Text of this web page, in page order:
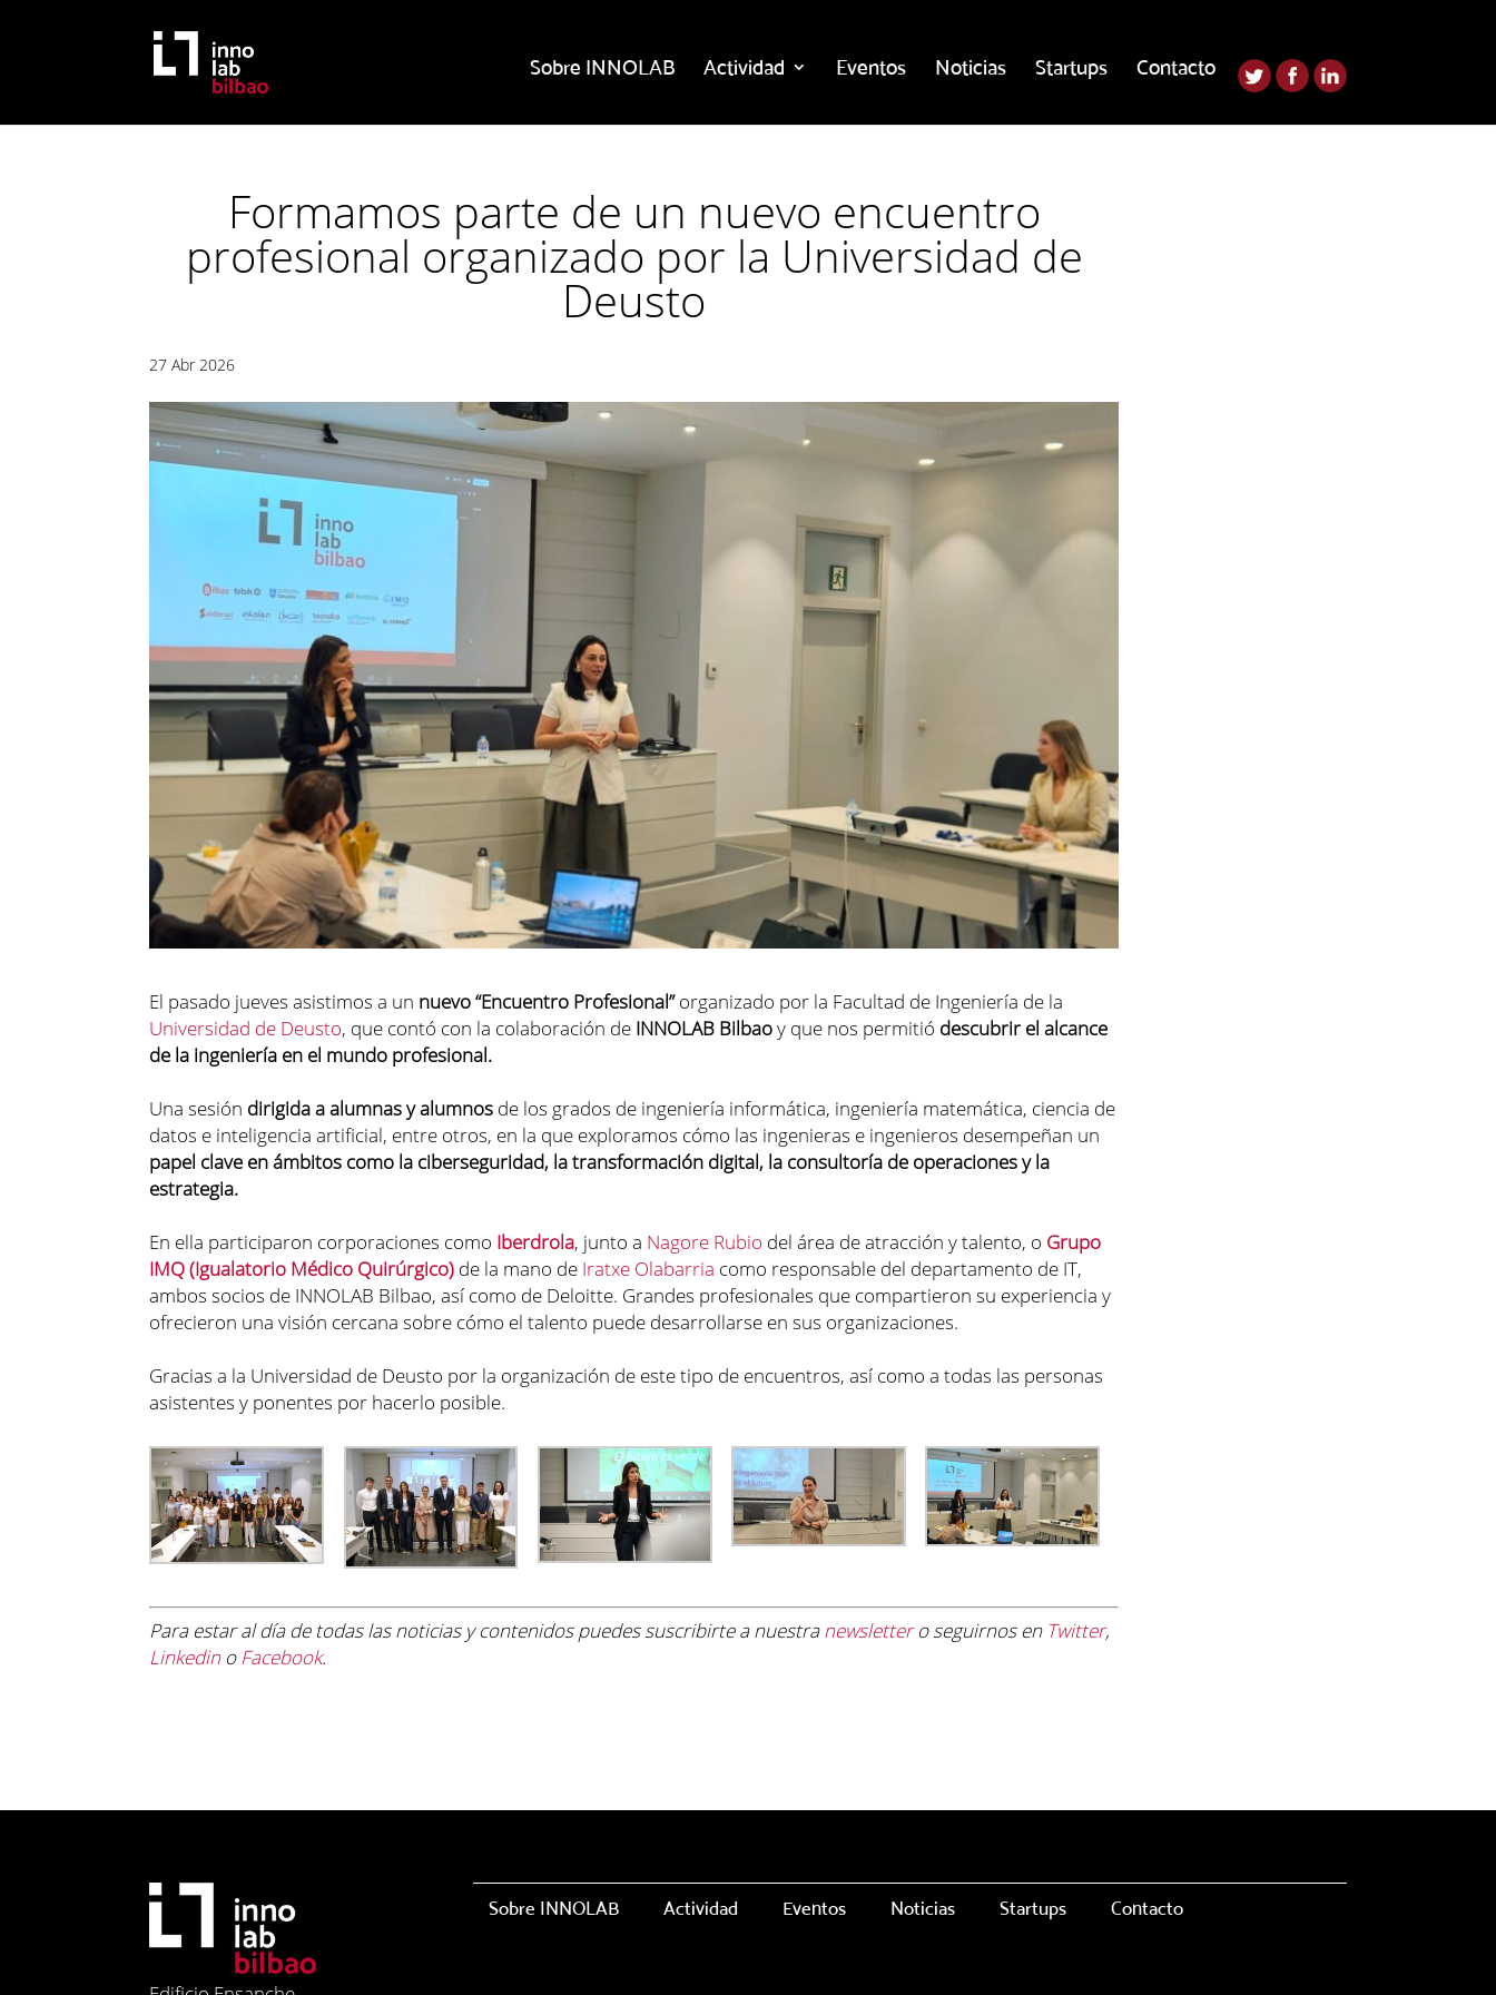
Sobre INNOLAB Actividad Eventos Noticias Startups Contacto
Formamos parte de un nuevo encuentro
profesional organizado por la Universidad de
Deusto
27 Abr 2026
El pasado jueves asistimos a un nuevo “Encuentro Profesional”organizado por la Facultad de Ingeniería de la
Universidad de Deusto, que contó con la colaboración de INNOLAB Bilbaoy que nos permitió descubrir el alcance
de la ingeniería en el mundo profesional.
Una sesión dirigida a alumnas y alumnos de los grados de ingeniería informática, ingeniería matemática, ciencia de
datos e inteligencia artificial, entre otros, en la que exploramos cómo las ingenieras e ingenieros desempeñan un
papel clave en ámbitos como la ciberseguridad, la transformación digital, la consultoría de operaciones y la
estrategia.
En ella participaron corporaciones como Iberdrola, junto a Nagore Rubio del área de atracción y talento, o Grupo
IMQ (Igualatorio Médico Quirúrgico) de la mano de Iratxe Olabarria como responsable del departamento de IT,
ambos socios de INNOLAB Bilbao, así como de Deloitte. Grandes profesionales que compartieron su experiencia y
ofrecieron una visión cercana sobre cómo el talento puede desarrollarse en sus organizaciones.
Gracias a la Universidad de Deusto por la organización de este tipo de encuentros, así como a todas las personas
asistentes y ponentes por hacerlo posible.
Para estar al día de todas las noticias y contenidospuedes suscribirte a nuestranewslettero seguirnos en Twitter,
Linkedin oFacebook.
Sobre INNOLAB Actividad Eventos Noticias Startups Contacto